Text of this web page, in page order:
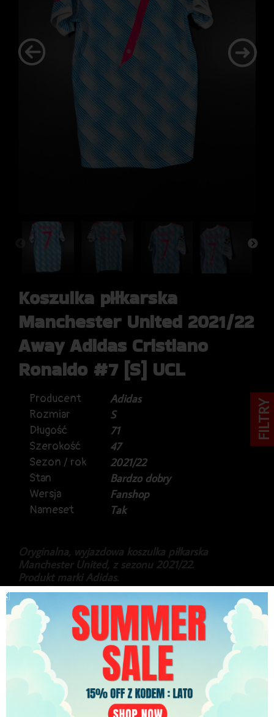
Koszulka piłkarska
Manchester United 2021/22
Away Adidas Cristiano
Ronaldo #7 [S] UCL
Producent
Adidas
Rozmiar
S
Długość
71
Szerokość
47
Sezon / rok
2021/22
Stan
Bardzo dobry
Wersja
Fanshop
Nameset
Tak
Oryginalna, wyjazdowa koszulka piłkarska
Manchester United, z sezonu 2021/22.
Produkt marki Adidas.
Koszulka w wersji na Liga Mistrzów, a na plecach
Cristiano Ronaldo.
Sezon, w którym CR7 po powrocie na Old Trafford,
w 39 spotkaniach, zdobył łącznie 24 bramki.
Stan idealny.
449.99zł
FILTRY